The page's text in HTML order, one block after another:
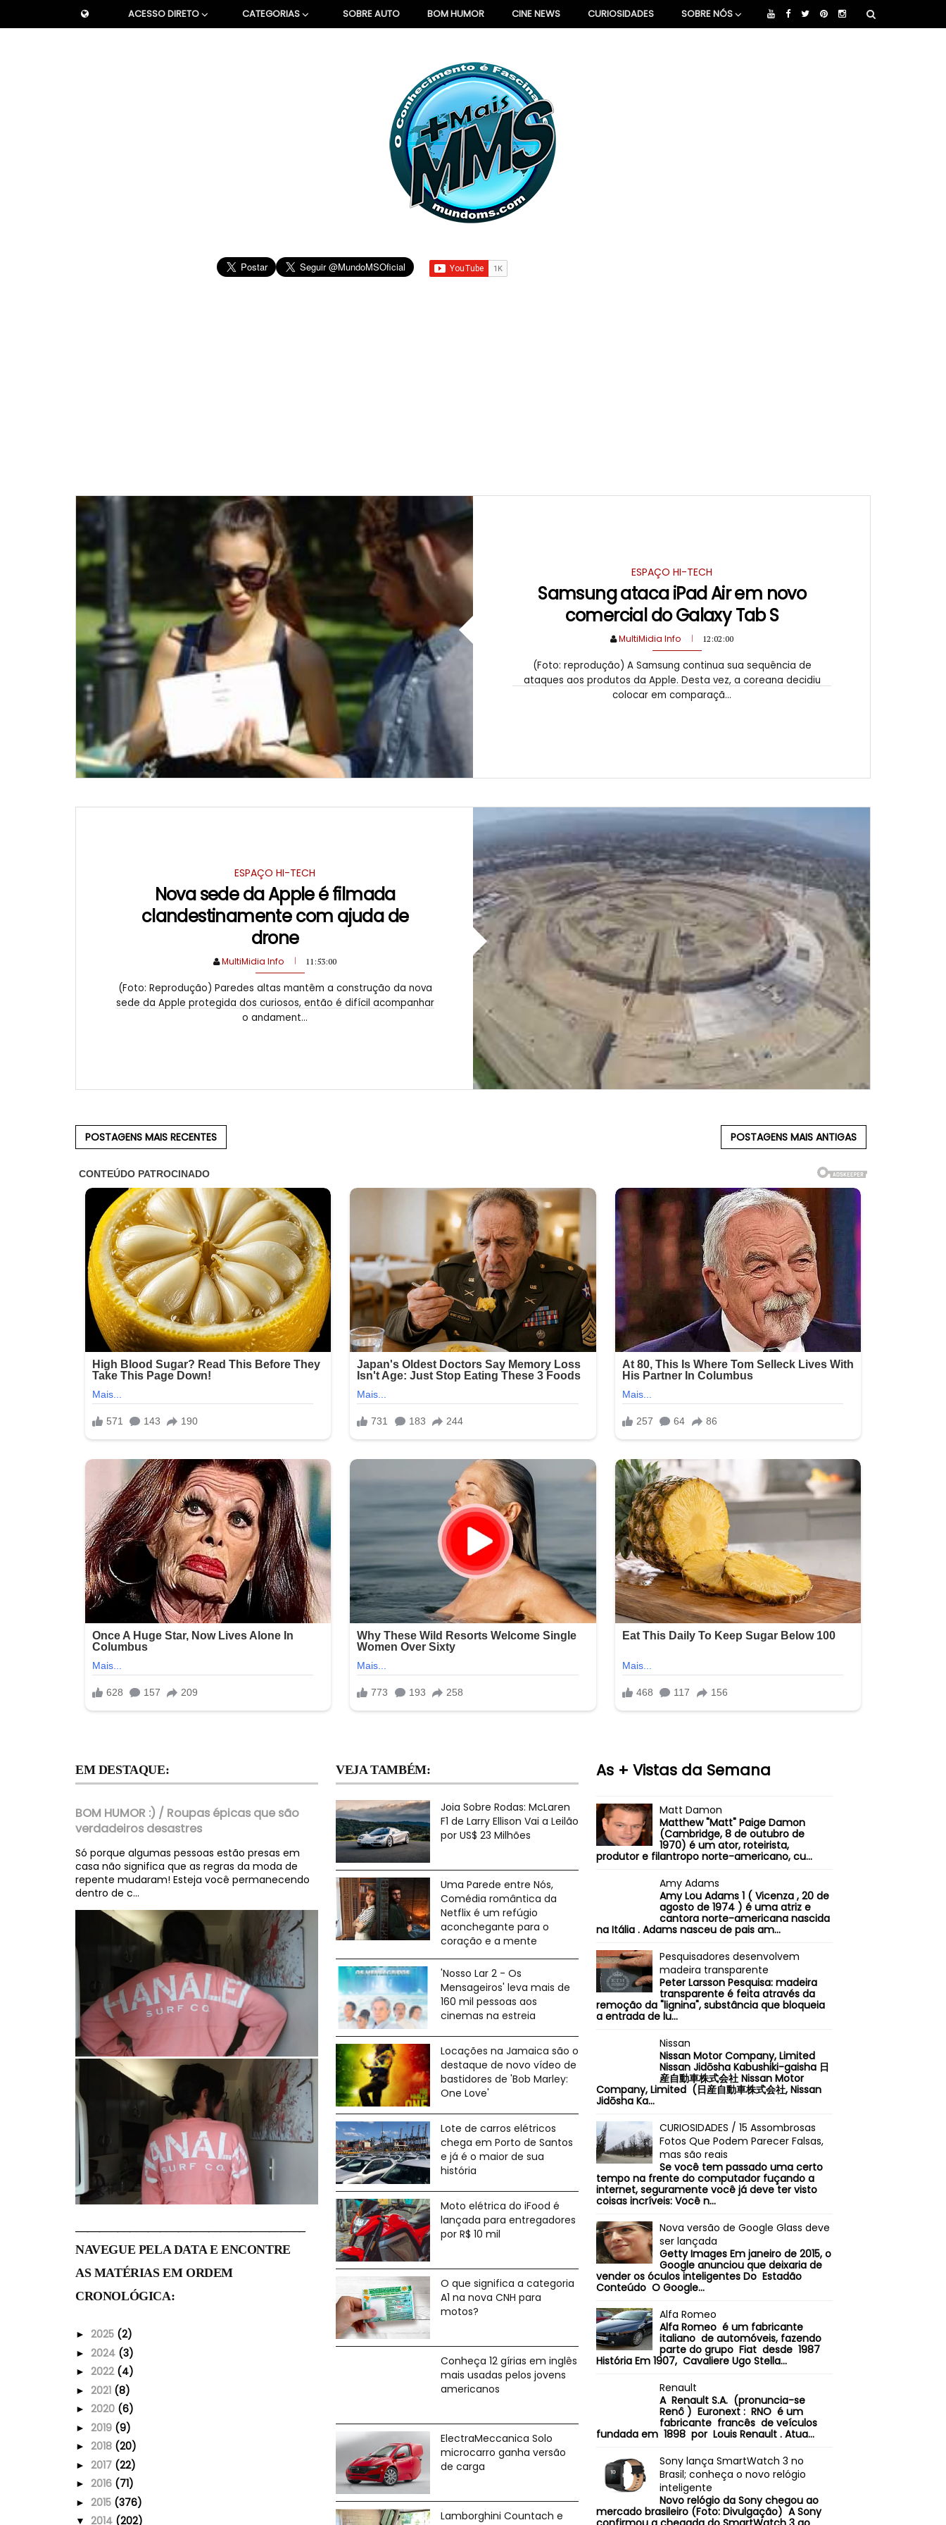
ACESSO DIRETO CATEGORIAS SOBRE AUTO BOM HUMOR CINE NEWS CURIOSIDADES SOBRE NÓS
ESPAÇO HI-TECH
Samsung ataca iPad Air em novo
comercial do Galaxy Tab S
MultiMidia Info 12:02:00
(Foto: reprodução) A Samsung continua sua sequência de
ataques aos produtos da Apple. Desta vez, a coreana decidiu
colocar em comparaçã...
ESPAÇO HI-TECH
Nova sede da Apple é filmada
clandestinamente com ajuda de
drone
MultiMidia Info 11:53:00
(Foto: Reprodução) Paredes altas mantêm a construção da nova
sede da Apple protegida dos curiosos, então é difícil acompanhar
o andament...
POSTAGENS MAIS RECENTES POSTAGENS MAIS ANTIGAS
EM DESTAQUE:
BOM HUMOR :) / Roupas épicas que são
verdadeiros desastres
Só porque algumas pessoas estão presas em
casa não significa que as regras da moda de
repente mudaram! Esteja você permanecendo
dentro de c...
NAVEGUE PELA DATA E ENCONTRE
AS MATÉRIAS EM ORDEM
CRONOLÓGICA:
► 2025 (2)
► 2024 (3)
► 2022 (4)
► 2021 (8)
► 2020 (6)
► 2019 (9)
► 2018 (20)
► 2017 (22)
► 2016 (71)
► 2015 (376)
▼ 2014 (202)
VEJA TAMBÉM:
Joia Sobre Rodas: McLaren
F1 de Larry Ellison Vai a Leilão
por US$ 23 Milhões
Uma Parede entre Nós,
Comédia romântica da
Netflix é um refúgio
aconchegante para o
coração e a mente
'Nosso Lar 2 - Os
Mensageiros' leva mais de
160 mil pessoas aos
cinemas na estreia
Locações na Jamaica são o
destaque de novo vídeo de
bastidores de 'Bob Marley:
One Love'
Lote de carros elétricos
chega em Porto de Santos
e já é o maior de sua
história
Moto elétrica do iFood é
lançada para entregadores
por R$ 10 mil
O que significa a categoria
A1 na nova CNH para
motos?
Conheça 12 gírias em inglês
mais usadas pelos jovens
americanos
ElectraMeccanica Solo
microcarro ganha versão
de carga
Lamborghini Countach e
As + Vistas da Semana
Matt Damon
Matthew "Matt" Paige Damon
(Cambridge, 8 de outubro de
1970) é um ator, roteirista,
produtor e filantropo norte-americano, cu...
Amy Adams
Amy Lou Adams 1 ( Vicenza , 20 de
agosto de 1974 ) é uma atriz e
cantora norte-americana nascida
na Itália . Adams nasceu de pais am...
Pesquisadores desenvolvem
madeira transparente
Peter Larsson Pesquisa: madeira
transparente é feita através da
remoção da "lignina", substância que bloqueia
a entrada de lu...
Nissan
Nissan Motor Company, Limited
Nissan Jidōsha Kabushiki-gaisha 日
産自動車株式会社 Nissan Motor
Company, Limited (日産自動車株式会社, Nissan
Jidōsha Ka...
CURIOSIDADES / 15 Assombrosas
Fotos Que Podem Parecer Falsas,
mas são reais
Se você tem passado uma certo
tempo na frente do computador fuçando a
internet, seguramente você já deve ter visto
coisas incríveis: Você n...
Nova versão de Google Glass deve
ser lançada
Getty Images Em janeiro de 2015, o
Google anunciou que deixaria de
vender os óculos inteligentes Do Estadão
Conteúdo O Google...
Alfa Romeo
Alfa Romeo é um fabricante
italiano de automóveis, fazendo
parte do grupo Fiat desde 1987
História Em 1907, Cavaliere Ugo Stella...
Renault
A Renault S.A. (pronuncia-se
Renô ) Euronext : RNO é um
fabricante francês de veículos
fundada em 1898 por Louis Renault . Atua...
Sony lança SmartWatch 3 no
Brasil; conheça o novo relógio
inteligente
Novo relógio da Sony chegou ao
mercado brasileiro (Foto: Divulgação) A Sony